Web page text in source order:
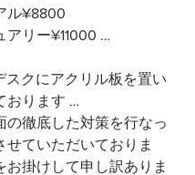
ル¥8800
アリー¥11000 …
クにアクリル板を置い
おります …
の徹底した対策を行なっ
せていただいておりま
お掛けして申し訳ありま